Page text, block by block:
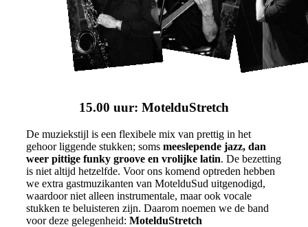
15.00 uur: MotelduStretch
De muziekstijl is een flexibele mix van prettig in het
gehoor liggende stukken; soms meeslepende jazz, dan
weer pittige funky groove en vrolijke latin. De bezetting
is niet altijd hetzelfde. Voor ons komend optreden hebben
we extra gastmuzikanten van MotelduSud uitgenodigd,
waardoor niet alleen instrumentale, maar ook vocale
stukken te beluisteren zijn. Daarom noemen we de band
voor deze gelegenheid: MotelduStretch